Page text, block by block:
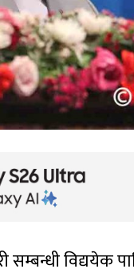
सम्बन्धी विद्ययेक